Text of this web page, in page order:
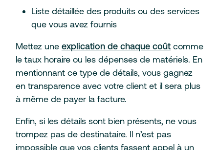
Liste détaillée des produits ou des services
que vous avez fournis
Mettez une explication de chaque coûtcomme
le taux horaire ou les dépenses de matériels. En
mentionnant ce type de détails, vous gagnez
en transparence avec votre client et il sera plus
à même de payer la facture.
Enfin, si les détails sont bien présents, ne vous
trompez pas de destinataire. Il n’est pas
impossible que vos clients fassent appel à un